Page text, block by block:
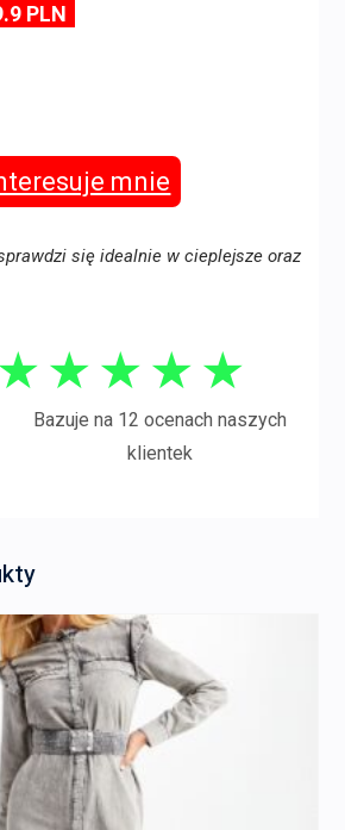
PLN
mnie
się idealnie w cieplejsze oraz
★ ★ ★ ★ ★
Bazuje na 12 ocenach naszych
klientek